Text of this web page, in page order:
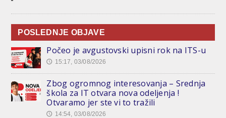
POSLEDNJE OBJAVE
Počeo je avgustovski upisni rok na ITS-u
🕔 15:17, 03/08/2026
Zbog ogromnog interesovanja – Srednja
škola za IT otvara nova odeljenja !
Otvaramo jer ste vi to tražili
🕔 14:54, 03/08/2026